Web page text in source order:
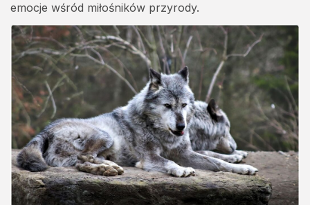
emocje wśród miłośników przyrody.